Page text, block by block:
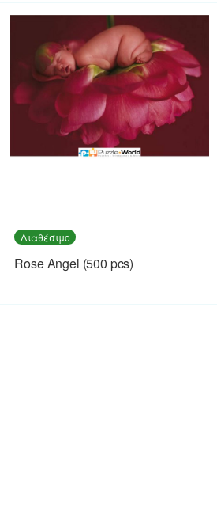
Διαθέσιμο
Rose Angel (500 pcs)